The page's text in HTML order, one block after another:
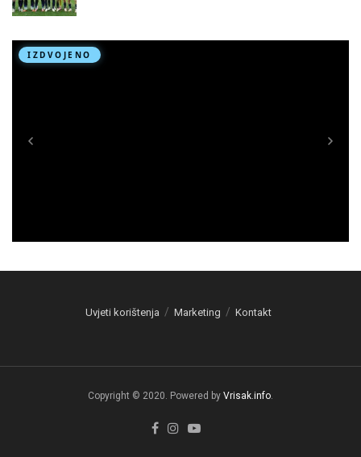
Uvjeti korištenja Marketing Kontakt
Copyright © 2020. Powered by Vrisak.info